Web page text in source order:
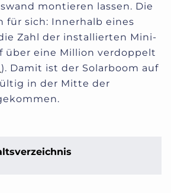
montieren lassen. Die
für sich: Innerhalb eines
Zahl der installierten Mini-
über eine Million verdoppelt
). Damit ist der Solarboom auf
in der Mitte der